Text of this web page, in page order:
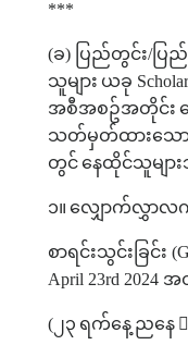
***
(ခ) ပြည်တွင်း/ပြ
သူများ ယခု
အစီအစဥ်အတိုင်း
သတ်မှတ်ထားသေ
တွင် နေထိုင်သူမျာ
၁။ လျှောက်လွှာလ
စာရင်းသွင်းခြင်း
April 23rd 2024 အ
( ၂၃ ရက်နေ့ ညနေ